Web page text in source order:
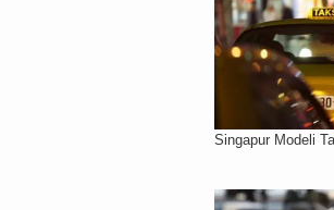
Singapur Modeli